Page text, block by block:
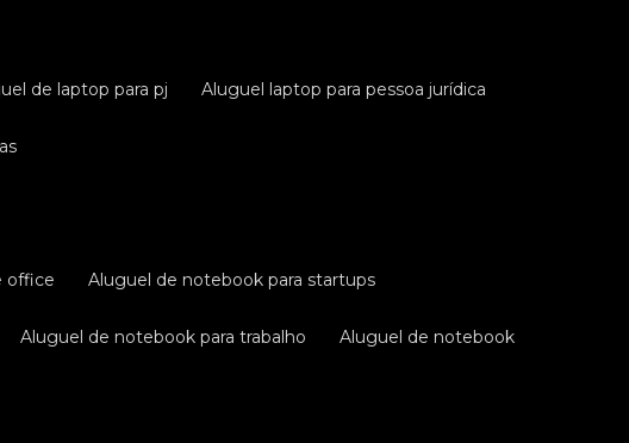
de laptop para pj aluguel laptop para pessoa jurídica
office aluguel de notebook para startups
aluguel de notebook para trabalho aluguel de notebook